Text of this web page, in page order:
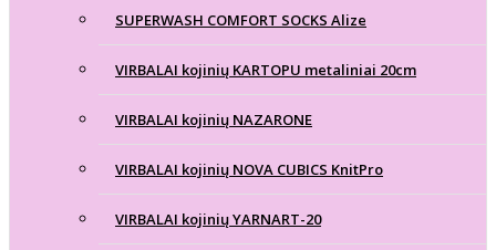
SUPERWASH COMFORT SOCKS Alize
VIRBALAI kojinių KARTOPU metaliniai 20cm
VIRBALAI kojinių NAZARONE
VIRBALAI kojinių NOVA CUBICS KnitPro
VIRBALAI kojinių YARNART-20